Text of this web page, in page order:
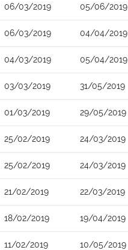
06/03/2019 05/06/2019
06/03/2019 04/04/2019
04/03/2019 05/04/2019
03/03/2019 31/05/2019
01/03/2019 29/05/2019
25/02/2019 24/03/2019
25/02/2019 24/03/2019
21/02/2019 22/03/2019
18/02/2019 19/04/2019
11/02/2019 10/05/2019